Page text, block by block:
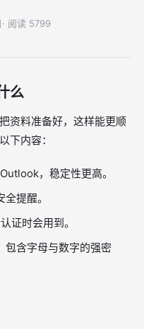
· 阅读 5799
么
资料准备好，这样能更顺
下内容：
，稳定性更高。
提醒。
证时会用到。
包含字母与数字的强密